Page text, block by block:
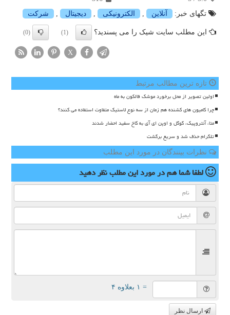
تگهای خبر:
آنلاین الكترونیكی دیجیتال شركت
این مطلب سایت شیک را می پسندید؟ (1)
(0)
X
تازه ترین مطالب مرتبط
اولین تصویر از محل برخورد موشک فالکون به ماه
چرا کامیون های کشنده هم زمان از سه نوع لاستیک متفاوت استفاده می کنند؟
متا، آنتروپیک، گوگل و اوپن ای آی به کاخ سفید احضار شدند
تلگرام حذف شد و سریع برگشت
نظرات بینندگان در مورد این مطلب
لطفا شما همدر مورد این مطلبنظر دهید
= ۱ بعلاوه ۴
ارسال نظر